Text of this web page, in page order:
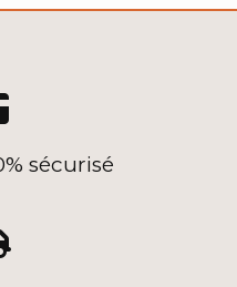
sécurisé